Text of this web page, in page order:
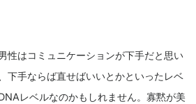
性はコミュニケーションが下手だと思い
下手ならば直せばいいとかといったレベ
レベルなのかもしれません。寡黙が美